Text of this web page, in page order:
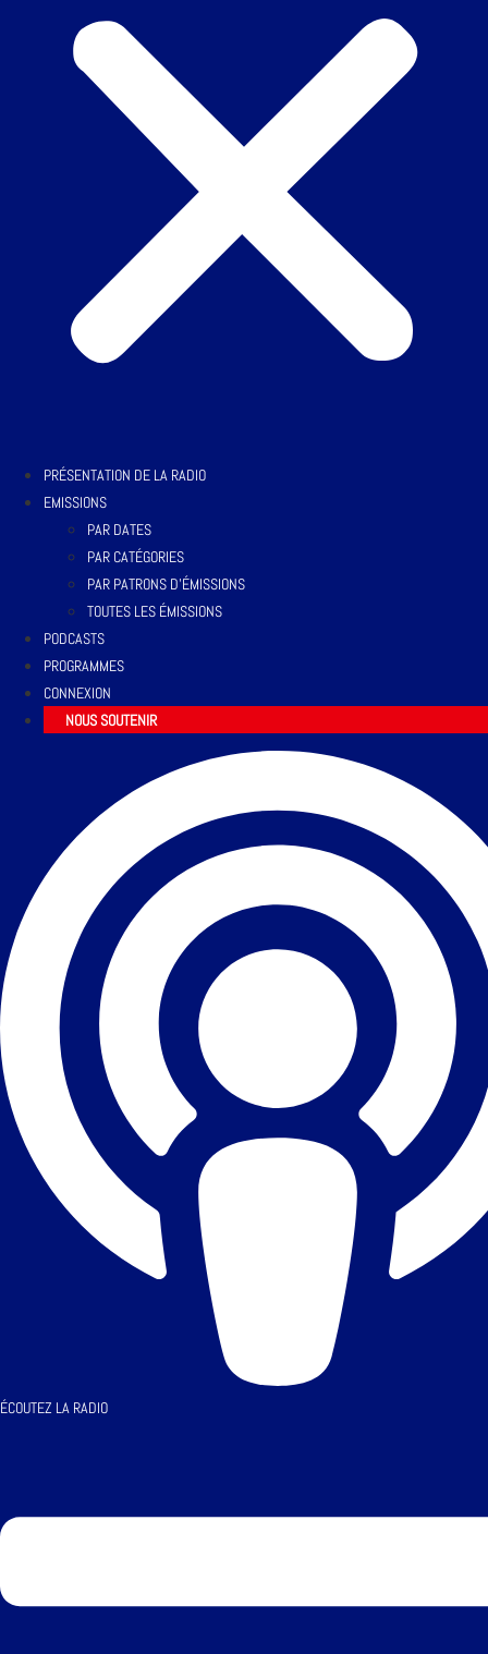
PRÉSENTATION DE LA RADIO
EMISSIONS
PAR DATES
PAR CATÉGORIES
PAR PATRONS D’ÉMISSIONS
TOUTES LES ÉMISSIONS
PODCASTS
PROGRAMMES
CONNEXION
NOUS SOUTENIR
ÉCOUTEZ LA RADIO